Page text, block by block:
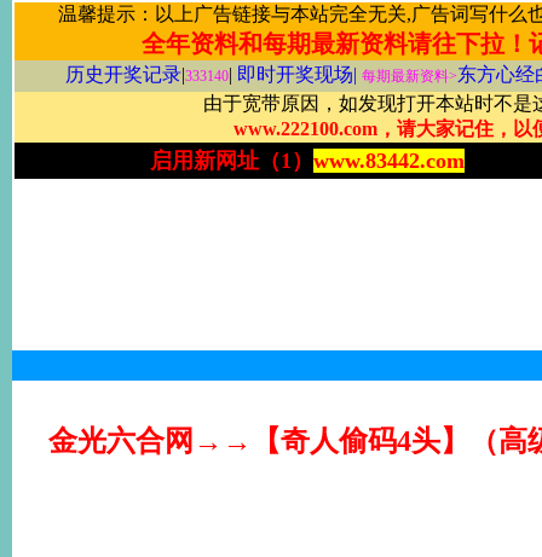
金光六合网→→【奇人偷码4头】（高